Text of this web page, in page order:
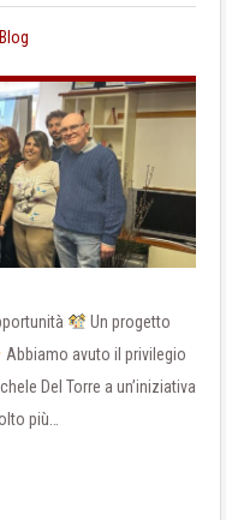
Blog
Un progetto
Abbiamo avuto il privilegio
Del Torre a un’iniziativa
più…